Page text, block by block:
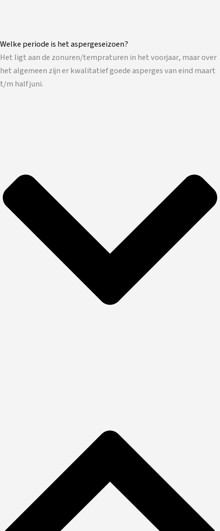
Welke periode is het aspergeseizoen?
Het ligt aan de zonuren/tempraturen in het voorjaar, maar over
het algemeen zijn er kwalitatief goede asperges van eind maart
t/m half juni.